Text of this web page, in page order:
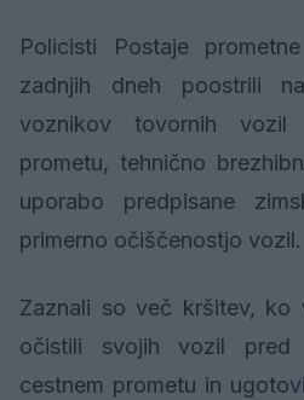
Policisti Postaje
zadnjih dneh poostrili
voznikov tovornih vozil
prometu, tehnično
uporabo predpisane
primerno očiščenostjo vozil.
Zaznali so več kršitev, ko
očistili svojih vozil pred
cestnem prometu in